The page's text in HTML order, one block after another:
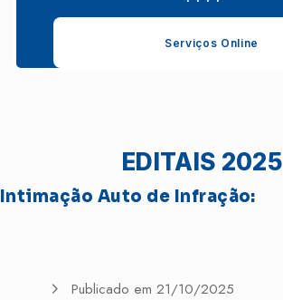
Serviços Online
EDITAIS 2025
Intimação Auto de Infração:
Publicado em 21/10/2025